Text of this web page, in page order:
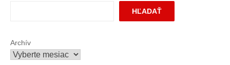
HĽADAŤ
Archív